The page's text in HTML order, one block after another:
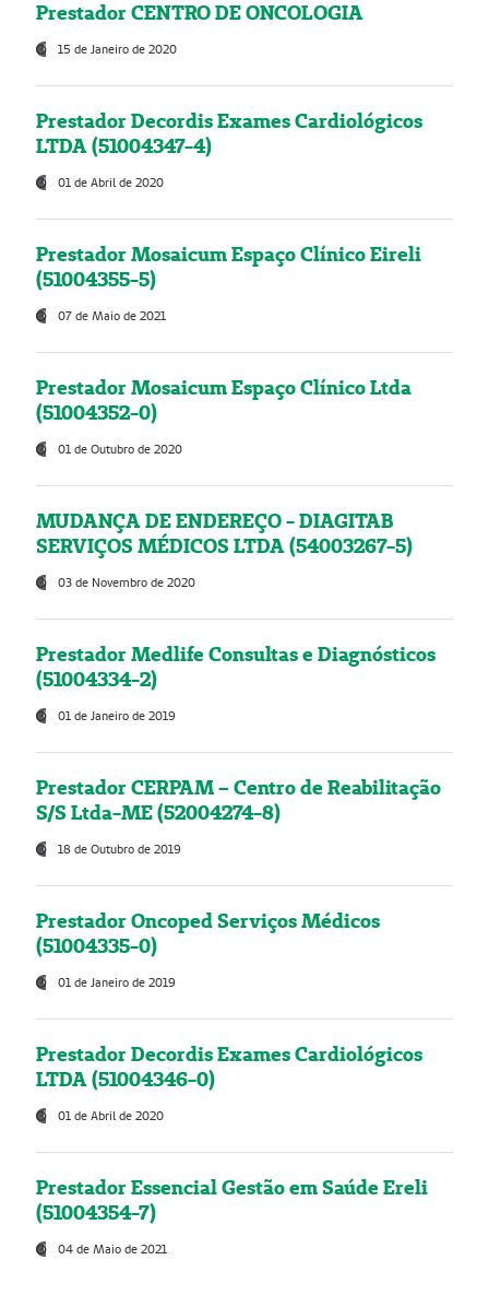
Prestador CENTRO DE ONCOLOGIA
15 de Janeiro de 2020
Prestador Decordis Exames Cardiológicos
LTDA (51004347-4)
01 de Abril de 2020
Prestador Mosaicum Espaço Clínico Eireli
(51004355-5)
07 de Maio de 2021
Prestador Mosaicum Espaço Clínico Ltda
(51004352-0)
01 de Outubro de 2020
MUDANÇA DE ENDEREÇO - DIAGITAB
SERVIÇOS MÉDICOS LTDA (54003267-5)
03 de Novembro de 2020
Prestador Medlife Consultas e Diagnósticos
(51004334-2)
01 de Janeiro de 2019
Prestador CERPAM – Centro de Reabilitação
S/S Ltda-ME (52004274-8)
18 de Outubro de 2019
Prestador Oncoped Serviços Médicos
(51004335-0)
01 de Janeiro de 2019
Prestador Decordis Exames Cardiológicos
LTDA (51004346-0)
01 de Abril de 2020
Prestador Essencial Gestão em Saúde Ereli
(51004354-7)
04 de Maio de 2021